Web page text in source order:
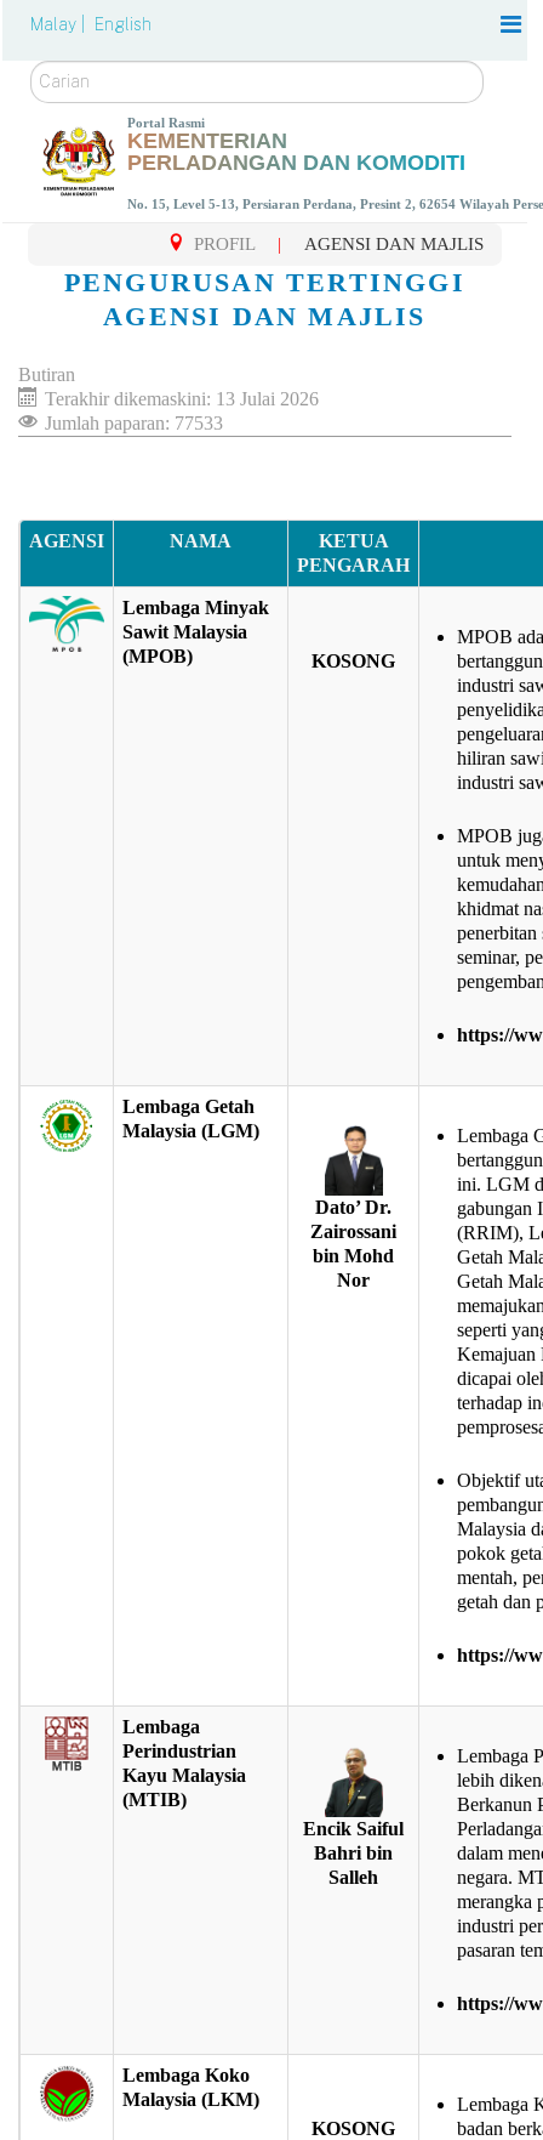
Malay | English
Carian
Portal Rasmi
KEMENTERIAN
PERLADANGAN DAN KOMODITI
No. 15, Level 5-13, Persiaran Perdana, Presint 2, 62654 Wilayah
PROFIL | AGENSI DAN MAJLIS
PENGURUSAN TERTINGGI
AGENSI DAN MAJLIS
Butiran
Terakhir dikemaskini: 13 Julai 2026
Jumlah paparan: 77533
AGENSI NAMA
KETUA
PENGARAH
Lembaga Minyak
Sawit Malaysia
(MPOB)
KOSONG
MPOB
industri
hiliran
industri
MPOB
untuk
khidmat
seminar,
https://
Lembaga Getah
Malaysia (LGM)
Dato’ Dr.
Zairossani
bin Mohd
Nor
Lembaga
ini. LGM
gabungan
(RRIM),
Getah
Getah
seperti
Kemajuan
dicapai
terhadap
Objektif
Malaysia
pokok
mentah,
getah dan
https://
Lembaga
Perindustrian
Kayu Malaysia
(MTIB)
Encik Saiful
Bahri bin
Salleh
Lembaga
lebih
Berkanun
dalam
negara.
merangka
industri
pasaran
https://
Lembaga Koko
Malaysia (LKM)
KOSONG
Lembaga
badan